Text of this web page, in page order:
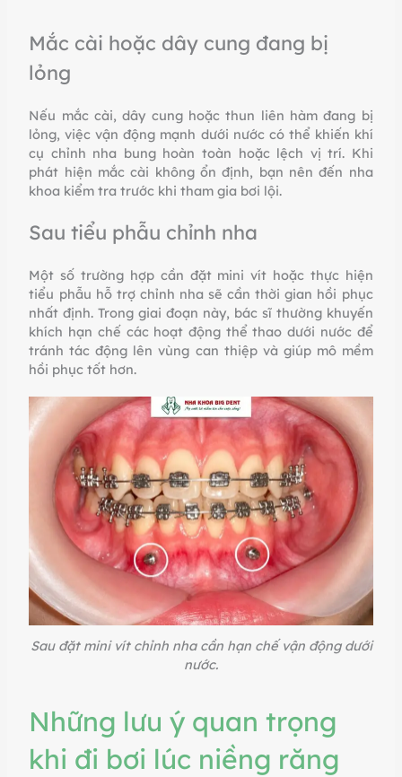
Mắc cài hoặc dây cung đang bị
lỏng
Nếu mắc cài, dây cung hoặc thun liên hàm đang bị
lỏng, việc vận động mạnh dưới nước có thể khiến khí
cụ chỉnh nha bung hoàn toàn hoặc lệch vị trí. Khi
phát hiện mắc cài không ổn định, bạn nên đến nha
khoa kiểm tra trước khi tham gia bơi lội.
Sau tiểu phẫu chỉnh nha
Một số trường hợp cần đặt mini vít hoặc thực hiện
tiểu phẫu hỗ trợ chỉnh nha sẽ cần thời gian hồi phục
nhất định. Trong giai đoạn này, bác sĩ thường khuyến
khích hạn chế các hoạt động thể thao dưới nước để
tránh tác động lên vùng can thiệp và giúp mô mềm
hồi phục tốt hơn.
Sau đặt mini vít chỉnh nha cần hạn chế vận động dưới
nước.
Những lưu ý quan trọng
khi đi bơi lúc niềng răng